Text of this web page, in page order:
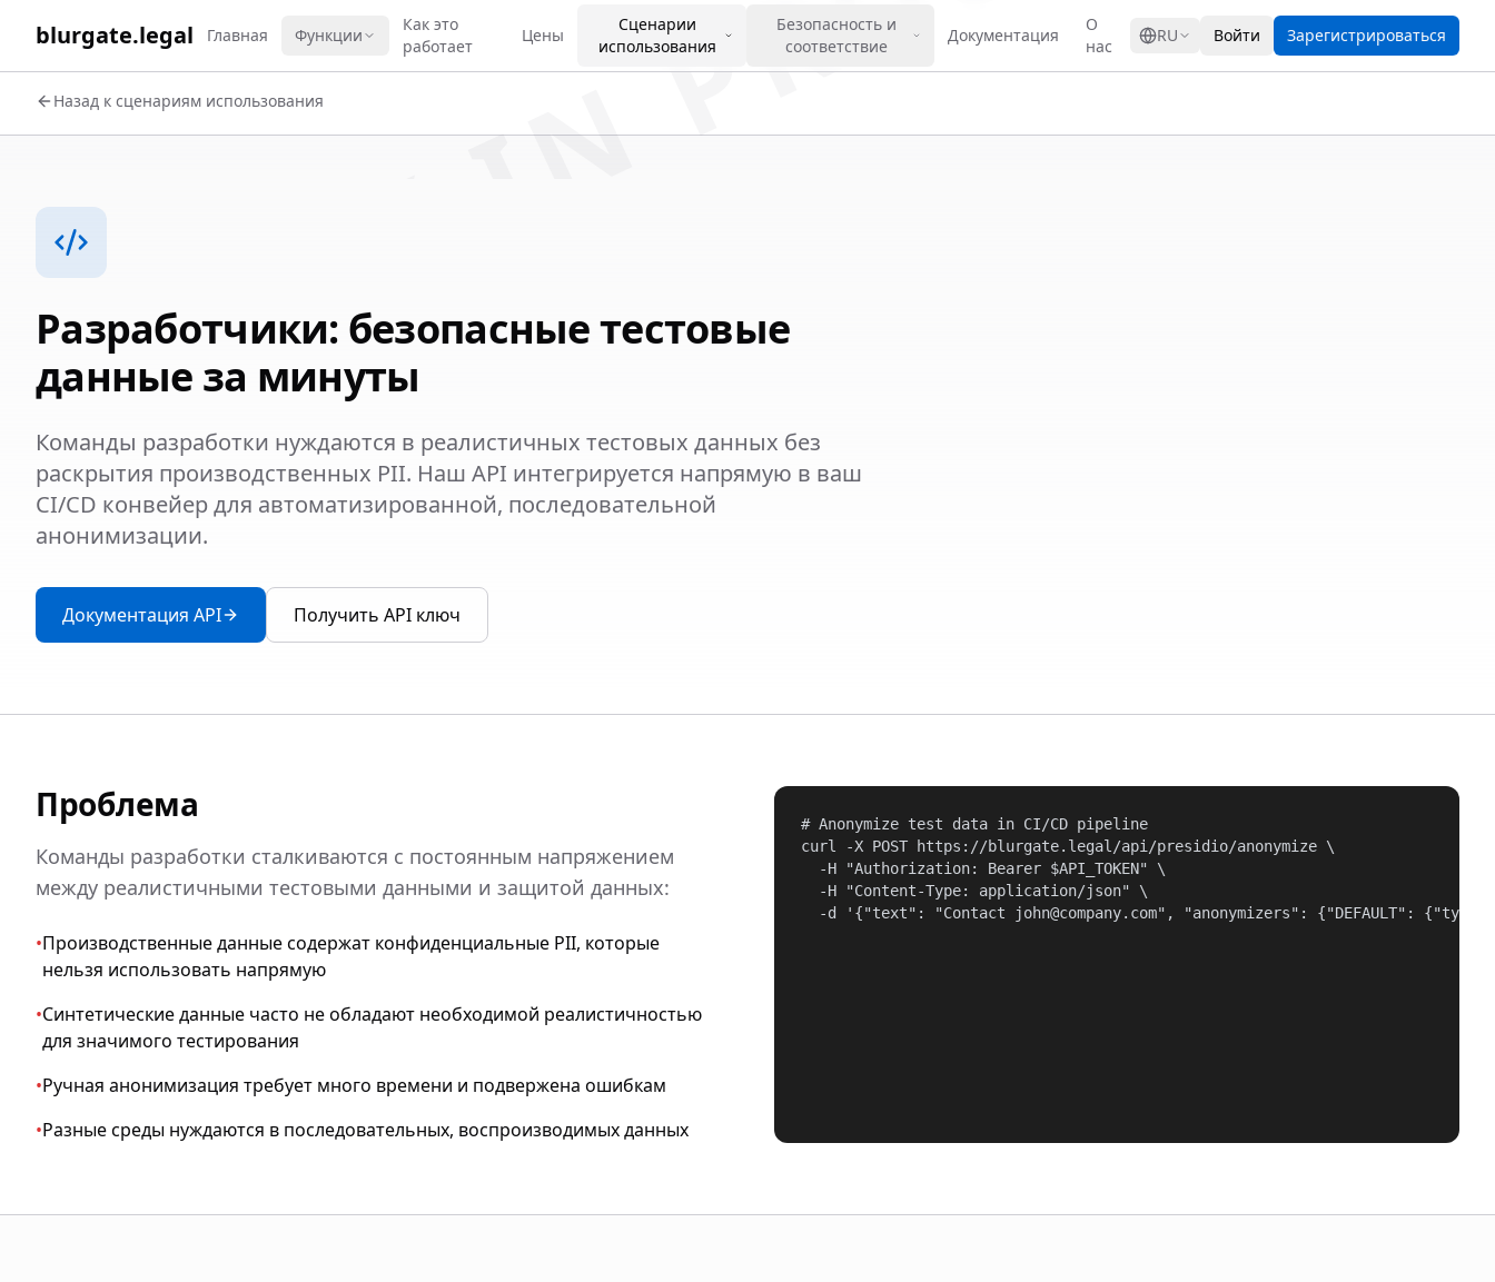
blurgate.legal Главная Функции
Как это
работает
Цены
Сценарии
использования
Безопасность и
соответствие
Документация
О
нас
RU Войти Зарегистрироваться
Назад к сценариям использования
Разработчики: безопасные тестовые
данные за минуты
Команды разработки нуждаются в реалистичных тестовых данных без
раскрытия производственных PII. Наш API интегрируется напрямую в ваш
CI/CD конвейер для автоматизированной, последовательной
анонимизации.
Документация API Получить API ключ
Проблема
Команды разработки сталкиваются с постоянным напряжением
между реалистичными тестовыми данными и защитой данных:
•Производственные данные содержат конфиденциальные PII, которые
нельзя использовать напрямую
•Синтетические данные часто не обладают необходимой реалистичностью
для значимого тестирования
•Ручная анонимизация требует много времени и подвержена ошибкам
•Разные среды нуждаются в последовательных, воспроизводимых данных
# Anonymize test data in CI/CD pipeline
curl -X POST https://blurgate.legal/api/presidio/anonymize \
  -H "Authorization: Bearer $API_TOKEN" \
  -H "Content-Type: application/json" \
-d '{"text": "Contact john@company.com", "anonymizers": {"DEFAULT":